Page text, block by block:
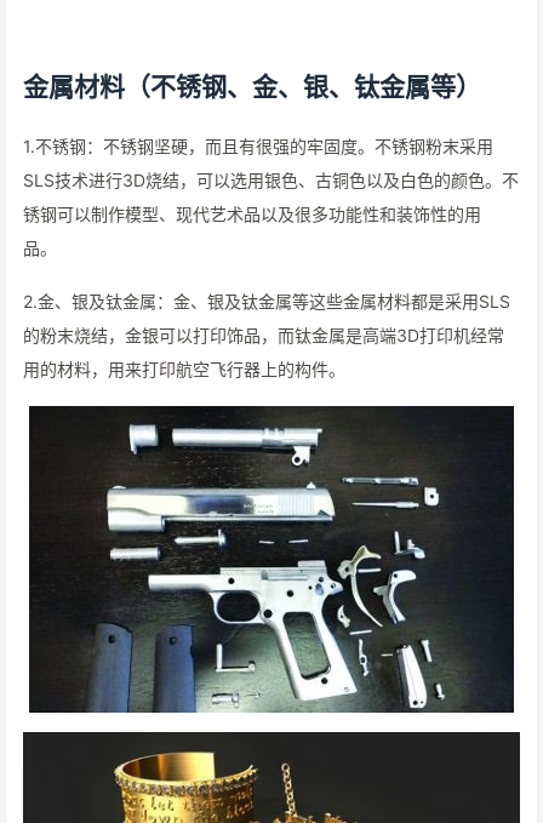
金属材料（不锈钢、金、银、钛金属等）
1.不锈钢：不锈钢坚硬，而且有很强的牢固度。不锈钢粉末采用
SLS技术进行3D烧结，可以选用银色、古铜色以及白色的颜色。不
锈钢可以制作模型、现代艺术品以及很多功能性和装饰性的用
品。
2.金、银及钛金属：金、银及钛金属等这些金属材料都是采用SLS
的粉末烧结，金银可以打印饰品，而钛金属是高端3D打印机经常
用的材料，用来打印航空飞行器上的构件。